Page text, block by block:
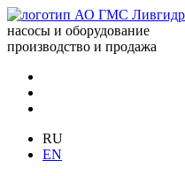
насосы и оборудование
производство и продажа
RU
EN